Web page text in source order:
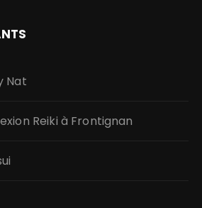
Nat
Reiki à Frontignan